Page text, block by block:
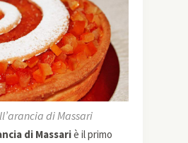
di Massari
di Massariè il primo